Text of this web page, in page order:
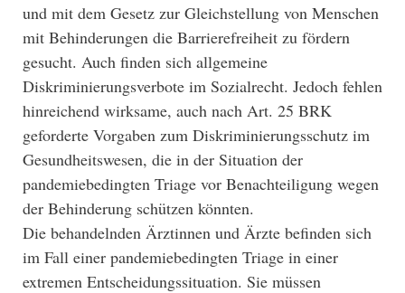
und mit dem Gesetz zur Gleichstellung von Menschen
mit Behinderungen die Barrierefreiheit zu fördern
gesucht. Auch finden sich allgemeine
Diskriminierungsverbote im Sozialrecht. Jedoch fehlen
hinreichend wirksame, auch nach Art. 25 BRK
geforderte Vorgaben zum Diskriminierungsschutz im
Gesundheitswesen, die in der Situation der
pandemiebedingten Triage vor Benachteiligung wegen
der Behinderung schützen könnten.
Die behandelnden Ärztinnen und Ärzte befinden sich
im Fall einer pandemiebedingten Triage in einer
extremen Entscheidungssituation. Sie müssen